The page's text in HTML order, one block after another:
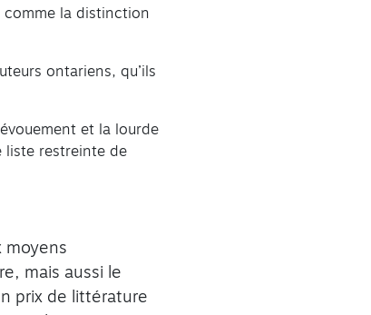
comme la distinction
ontariens, qu’ils
et la lourde
liste restreinte de
moyens
mais aussi le
prix de littérature